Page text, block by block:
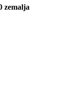
zemalja